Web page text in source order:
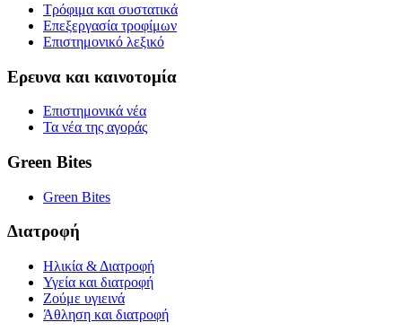
Τρόφιμα και συστατικά
Επεξεργασία τροφίμων
Επιστημονικό λεξικό
Ερευνα και καινοτομία
Επιστημονικά νέα
Τα νέα της αγοράς
Green Bites
Green Bites
Διατροφή
Ηλικία & Διατροφή
Υγεία και διατροφή
Ζούμε υγιεινά
Άθληση και διατροφή